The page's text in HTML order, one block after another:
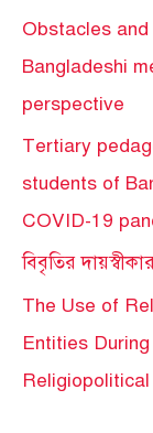
Obstacles
Bangladeshi
perspective
Tertiary
students of
COVID-19
বিবৃতির
The Use of
Entities